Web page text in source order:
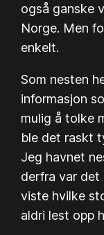
også ganske
Norge. Men
enkelt.
Som nesten
informasjon
mulig å tolke
ble det raskt
Jeg havnet
derfra var det
viste hvilke
aldri lest opp